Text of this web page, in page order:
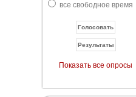
все свободное время
Показать все опросы